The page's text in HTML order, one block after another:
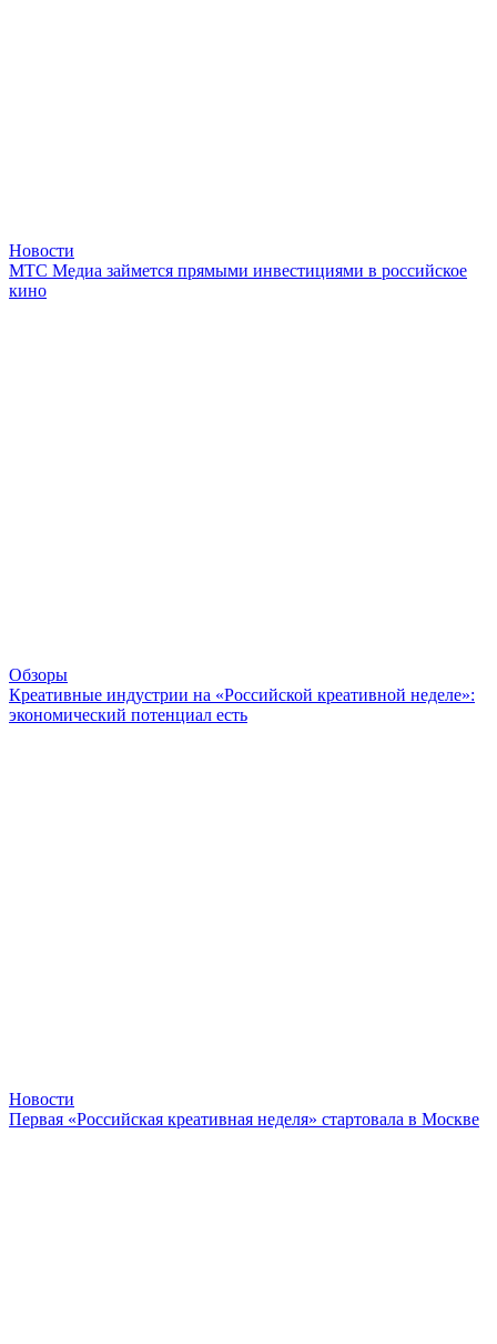
Новости
МТС Медиа займется прямыми инвестициями в российское
кино
Обзоры
Креативные индустрии на «Российской креативной неделе»:
экономический потенциал есть
Новости
Первая «Российская креативная неделя» стартовала в Москве